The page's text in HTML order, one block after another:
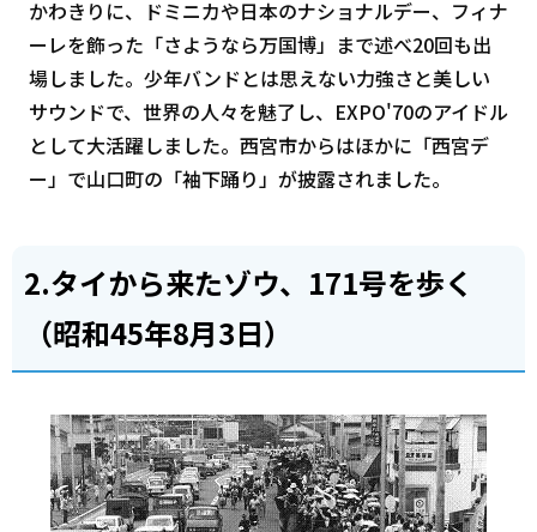
かわきりに、ドミニカや日本のナショナルデー、フィナ
ーレを飾った「さようなら万国博」まで述べ20回も出
場しました。少年バンドとは思えない力強さと美しい
サウンドで、世界の人々を魅了し、EXPO'70のアイドル
として大活躍しました。西宮市からはほかに「西宮デ
ー」で山口町の「袖下踊り」が披露されました。
2.タイから来たゾウ、171号を歩く
（昭和45年8月3日）